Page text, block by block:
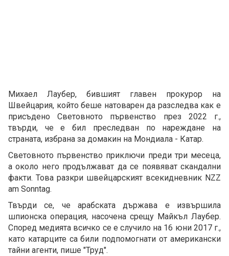
Михаел Лаубер, бившият главен прокурор на
Швейцария, който беше натоварен да разследва как е
присъдено Световното първенство през 2022 г.,
твърди, че е бил преследван по нареждане на
страната, избрана за домакин на Мондиала - Катар.
Световното първенство приключи преди три месеца,
а около него продължават да се появяват скандални
факти. Това разкри швейцарският всекидневник NZZ
am Sonntag.
Твърди се, че арабската държава е извършила
шпионска операция, насочена срещу Майкъл Лаубер.
Според медията всичко се е случило на 16 юни 2017 г.,
като катарците са били подпомогнати от американски
тайни агенти, пише "Труд".